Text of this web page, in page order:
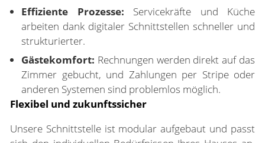
Effiziente Prozesse: Servicekräfte und Küche
arbeiten dank digitaler Schnittstellen schneller und
strukturierter.
Gästekomfort: Rechnungen werden direkt auf das
Zimmer gebucht, und Zahlungen per Stripe oder
anderen Systemen sind problemlos möglich.
Flexibel und zukunftssicher
Unsere Schnittstelle ist modular aufgebaut und passt